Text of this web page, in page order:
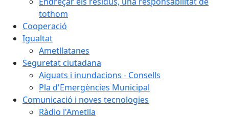
tothom
Cooperació
Igualtat
Ametllatanes
Seguretat ciutadana
Aiguats i inundacions - Consells
Pla d'Emergències Municipal
Comunicació i noves tecnologies
Ràdio l'Ametlla